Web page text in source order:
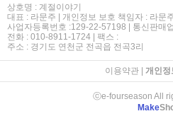
상호명 : 계절이야기
대표 : 라문주 | 개인정보 보호 책임자 : 라문
사업자등록번호 :129-22-57198 | 통신판매
전화 : 010-8911-1724 | 팩스 :
주소 : 경기도 연천군 전곡읍 전곡3리
이용약관| 개인정
ⓒe-fourseason All
Make